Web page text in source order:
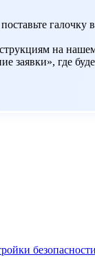
на
где
безопасности